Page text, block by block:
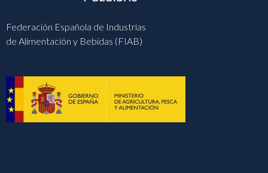
Federación Española de Industrias
de Alimentación y Bebidas (FIAB)